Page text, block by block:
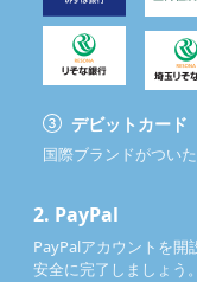
デビットカード
国際ブランドがつい
2. PayPal
PayPalアカウントを開
安全に完了しましょう。